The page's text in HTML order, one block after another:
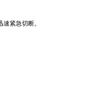
紧急切断。